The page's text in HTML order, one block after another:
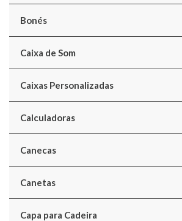
Bonés
Caixa de Som
Caixas Personalizadas
Calculadoras
Canecas
Canetas
Capa para Cadeira